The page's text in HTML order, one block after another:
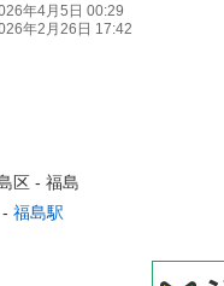
年4月5日 00:29
年2月26日 17:42
区 - 福島
福島駅